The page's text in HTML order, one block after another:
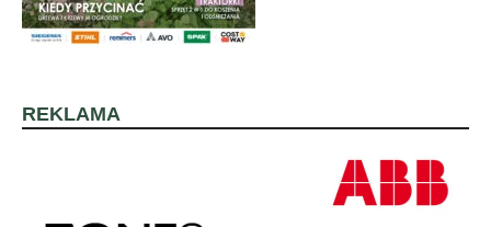
REKLAMA